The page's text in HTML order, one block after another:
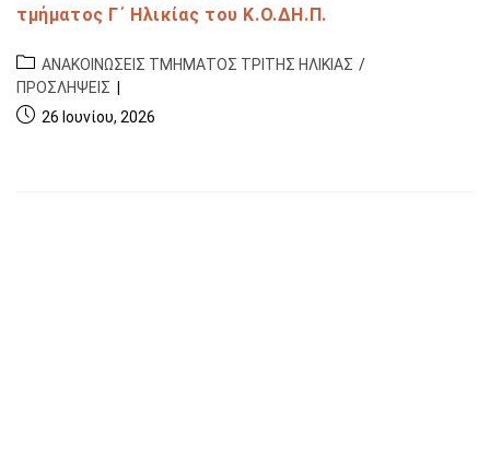
τμήματος Γ΄ Ηλικίας του Κ.Ο.ΔΗ.Π.
ΑΝΑΚΟΙΝΩΣΕΙΣ ΤΜΗΜΑΤΟΣ ΤΡΙΤΗΣ ΗΛΙΚΙΑΣ /
ΠΡΟΣΛΗΨΕΙΣ
26 Ιουνίου, 2026